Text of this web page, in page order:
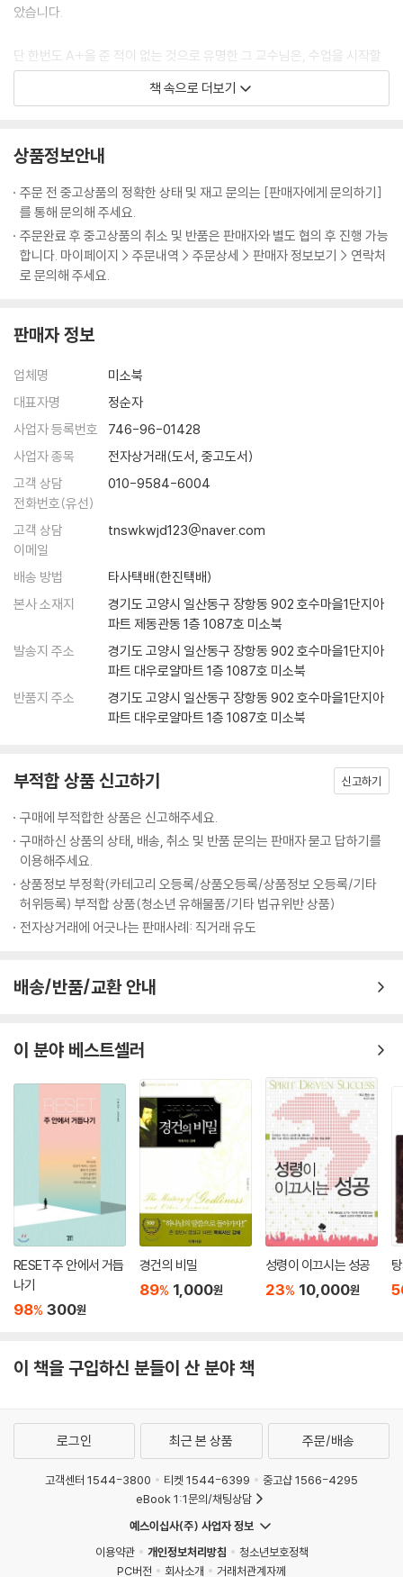
았습니다.
단 한번도 A+을 준 적이 없는 것으로 유명한 그 교수님은, 수업을 시작할
때 그 날 수업에서 핵심이 되는 문제를 물으셨습니다. 출석부를 보고 나이
가 많은 많은 학생부터 질문을 해서 답을 못하면 다음 사람에게 넘어가는
"하나님, 제가 이 수업을 잘할 수 있게 도와주세요."
처음 듣는 어려운 수업이니 저는 마음 속으로 기도를 할 수밖에요. 그러다
드디어 제가 대답해야 할 차계가 되었습니다. 저는 이 수업을 어떻게 하고,
어떤 식으로 개념을 정리할지 미리 생각하고 기도한 내용을 말씀드렸습니
을 못해서 또 제 차례가 되었어요. 예습하면서 생각했던 것을 교수님께 말
니다. 그 다음부터는 선배들도 1학년에게 질세라 예습을 많이 하기 시작했
습니다. (...)
--- pp 58~60
저는 공부할 때 공부하는 책 말고는 책상 위에서 다 치워요. 이것저것 많으
면 자꾸 신경에 거슬려서 집중이 안되기도 하고, 나도 모르게 괜히 한번 만
져보다가 딴 짓을 하게 되거든요. 그래서 책이랑 필요한 것 말고는 아예 책
상에 안 둔답니다. 책상을 깨끗이 해보세요. 공부가 더 잘될 거예요.
--- pp 46
책 속으로 더보기
상품정보안내
주문 전 중고상품의 정확한 상태 및 재고 문의는 [판매자에게 문의하기]
를 통해 문의해 주세요.
주문완료 후 중고상품의 취소 및 반품은 판매자와 별도 협의 후 진행 가능
합니다. 마이페이지 > 주문내역 > 주문상세 > 판매자 정보보기 > 연락처
로 문의해 주세요.
판매자 정보
업체명
미소북
대표자명
정순자
사업자 등록번호
746-96-01428
사업자 종목
전자상거래(도서, 중고도서)
고객 상담
전화번호(유선)
010-9584-6004
고객 상담
이메일
tnswkwjd123@naver.com
배송 방법
타사택배(한진택배)
본사 소재지
경기도 고양시 일산동구 장항동 902 호수마을1단지아
파트 제동관동 1층 1087호 미소북
발송지 주소
경기도 고양시 일산동구 장항동 902 호수마을1단지아
파트 대우로얄마트 1층 1087호 미소북
반품지 주소
경기도 고양시 일산동구 장항동 902 호수마을1단지아
파트 대우로얄마트 1층 1087호 미소북
부적합 상품 신고하기 신고하기
구매에 부적합한 상품은 신고해주세요.
구매하신 상품의 상태, 배송, 취소 및 반품 문의는 판매자 묻고 답하기를
이용해주세요.
상품정보 부정확(카테고리 오등록/상품오등록/상품정보 오등록/기타
허위등록) 부적합 상품(청소년 유해물품/기타 법규위반 상품)
전자상거래에 어긋나는 판매사례: 직거래 유도
배송/반품/교환 안내
이 분야 베스트셀러
RESET 주 안에서 거듭
나기
98% 300원
경건의 비밀
89% 1,000원
성령이 이끄시는 성공
23% 10,000원
이 책을 구입하신 분들이 산 분야 책
로그인 최근 본 상품 주문/배송
고객센터 1544-3800 티켓 1544-6399
중고샵 1566-4295
eBook 1:1문의/채팅상담
예스이십사(주) 사업자 정보
이용약관
개인정보처리방침
청소년보호정책
PC버전
회사소개 거래처관계자께